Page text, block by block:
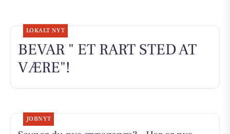
LOKALT NYT
BEVAR " ET RART STED AT
VÆRE"!
JOBNYT